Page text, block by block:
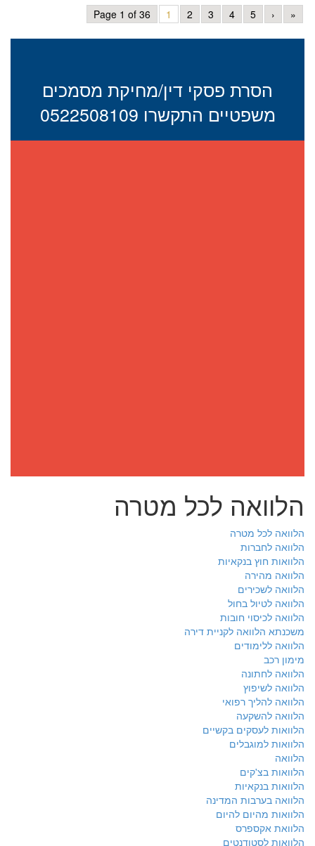
Page 1 of 36 1 2 3 4 5 › »
הסרת פסקי דין/מחיקת מסמכים
משפטיים התקשרו 0522508109
הלוואה לכל מטרה
הלוואה לכל מטרה
הלוואה לחברות
הלוואות חוץ בנקאיות
הלוואה מהירה
הלוואה לשכירים
הלוואה לטיול בחול
הלוואה לכיסוי חובות
משכנתא הלוואה לקניית דירה
הלוואה ללימודים
מימון רכב
הלוואה לחתונה
הלוואה לשיפוץ
הלוואה להליך רפואי
הלוואה להשקעה
הלוואות לעסקים בקשיים
הלוואות למוגבלים
הלוואה
הלוואות בצ'קים
הלוואות בנקאיות
הלוואה בערבות המדינה
הלוואות מהיום להיום
הלוואת אקספרס
הלוואות לסטודנטים